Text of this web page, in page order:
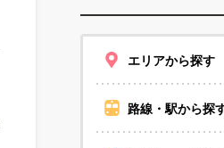
エリアから探す
路線・駅から探